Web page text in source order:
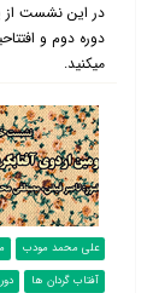
دوره دوم و
می‎کنید.
علی محمد مودب
آفتاب گردان ها